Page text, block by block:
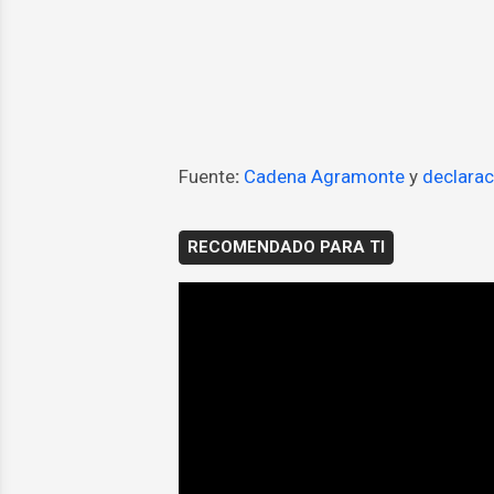
Fuente: Cadena Agramontey
RECOMENDADO PARA TI